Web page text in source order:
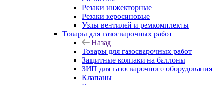
Резаки инжекторные
Резаки керосиновые
Узлы вентилей и ремкомплекты
Товары для газосварочных работ
Назад
Товары для газосварочных работ
Защитные колпаки на баллоны
ЗИП для газосварочного оборудования
Клапаны